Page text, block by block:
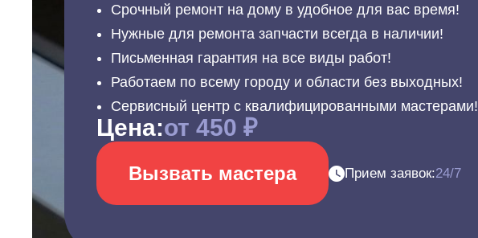
Срочный ремонт на дому в удобное для вас время!
Нужные для ремонта запчасти всегда в наличии!
Письменная гарантия на все виды работ!
Работаем по всему городу и области без выходных!
Сервисный центр с квалифицированными мастерами!
Цена:от 450 ₽
Вызвать мастера Прием заявок:24/7